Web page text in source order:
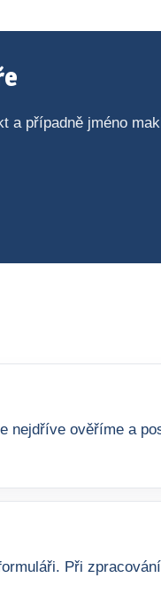
a případně jméno
nejdříve ověříme a
Při